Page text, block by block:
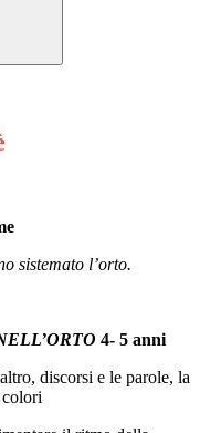
sistemato l’orto.
4- 5 anni
ro, discorsi e le parole, la